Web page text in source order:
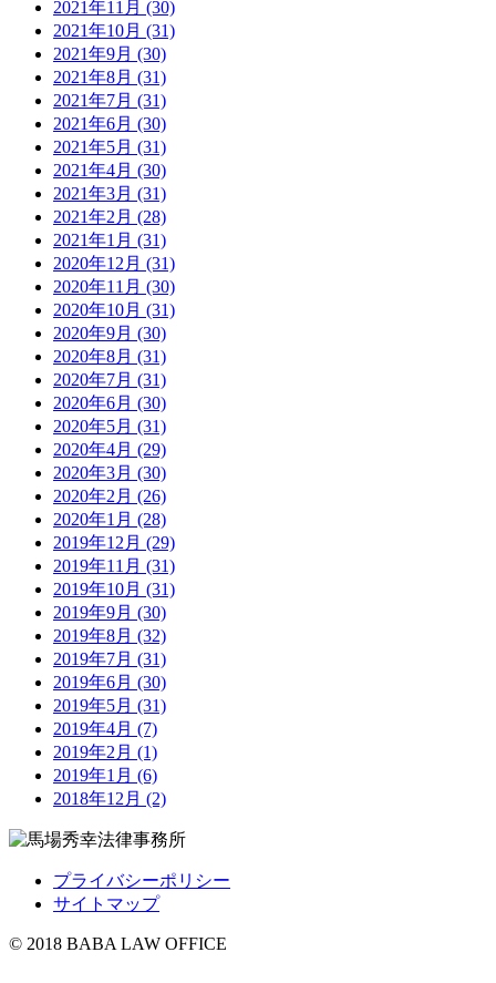
2021年11月 (30)
2021年10月 (31)
2021年9月 (30)
2021年8月 (31)
2021年7月 (31)
2021年6月 (30)
2021年5月 (31)
2021年4月 (30)
2021年3月 (31)
2021年2月 (28)
2021年1月 (31)
2020年12月 (31)
2020年11月 (30)
2020年10月 (31)
2020年9月 (30)
2020年8月 (31)
2020年7月 (31)
2020年6月 (30)
2020年5月 (31)
2020年4月 (29)
2020年3月 (30)
2020年2月 (26)
2020年1月 (28)
2019年12月 (29)
2019年11月 (31)
2019年10月 (31)
2019年9月 (30)
2019年8月 (32)
2019年7月 (31)
2019年6月 (30)
2019年5月 (31)
2019年4月 (7)
2019年2月 (1)
2019年1月 (6)
2018年12月 (2)
プライバシーポリシー
サイトマップ
© 2018 BABA LAW OFFICE